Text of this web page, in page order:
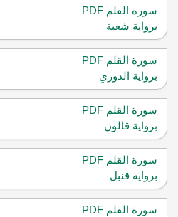
سورة القلم PDF
برواية شعبة
سورة القلم PDF
برواية الدوري
سورة القلم PDF
برواية قالون
سورة القلم PDF
برواية قنبل
سورة القلم PDF